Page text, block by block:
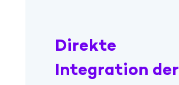
Direkte
Integration der